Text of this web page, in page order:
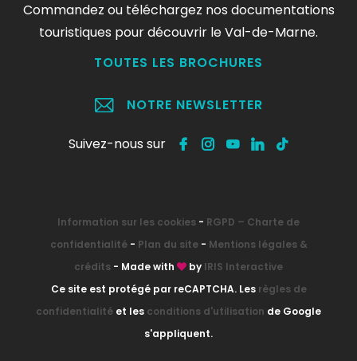
Commandez ou téléchargez nos documentations
touristiques pour découvrir le Val-de-Marne.
TOUTES LES BROCHURES
NOTRE NEWSLETTER
Suivez-nous sur
Information sur les cookies - RGPD – Charte de
confidentialité- Plan du site- Mentions légales &
crédits - Made with by IRIS Interactive
Ce site est protégé par reCAPTCHA. Les règles de
confidentialité et les conditions d'utilisation de Google
s'appliquent.